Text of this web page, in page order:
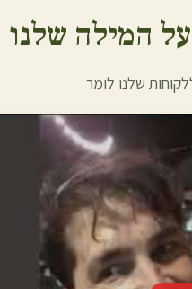
המילה שלנו
שלנו לומר